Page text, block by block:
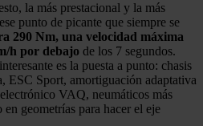
la más prestacional y la más
punto de picante que siempre se
290 Nm, una velocidad máxima
h por debajo de los 7 segundos.
es la puesta a punto: chasis
ESC Sport, amortiguación adaptativa
VAQ, neumáticos más
geometrías para hacer el eje